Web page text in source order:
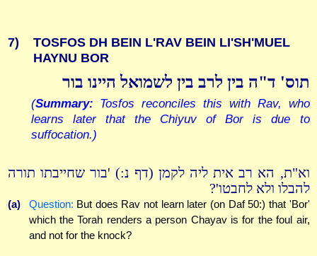
7)
TOSFOS DH BEIN L'RAV BEIN LI'SH'MUEL
HAYNU BOR
תוס' ד"ה בין לרב בין לשמואל היינו בור
(Summary: Tosfos reconciles this with Rav, who
learns later that the Chiyuv of Bor is due to
suffocation.)
וא"ת, הא רב אית ליה לקמן (דף נ:) 'בור שחייבתו תורה
להבלו ולא לחבטו'?
(a) Question: But does Rav not learn later (on Daf 50:) that 'Bor'
which the Torah renders a person Chayav is for the foul air,
and not for the knock?